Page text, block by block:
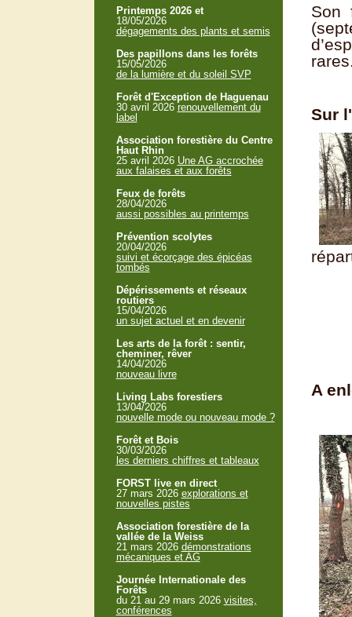
Son
Sur
A
Printemps 2026 et
18/05/2026
dégagements des plants et semis
Des papillons dans les forêts
15/05/2026
de la lumière et du soleil SVP
Forêt d'Exception de Haguenau
30 avril 2026 renouvellement du
label
Association forestière du Centre
Haut Rhin
25 avril 2026 Une AG accrochée
aux falaises et aux forêts
Feux de forêts
28/04/2026
aussi possibles au printemps
Prévention scolytes
20/04/2026
suivi et écorçage des épicéas
tombés
Dépérissements et réseaux
routiers
15/04/2026
un sujet actuel et en devenir
Les arts de la forêt : sentir,
cheminer, rêver
14/04/2026
nouveau livre
Living Labs forestiers
13/04/2026
nouvelle mode ou nouveau mode ?
Forêt et Bois
30/03/2026
les derniers chiffres et tableaux
FORST live en direct
27 mars 2026 explorations et
nouvelles pistes
Association forestière de la
vallée de la Weiss
21 mars 2026 démonstrations
mécaniques et AG
Journée Internationale des
Forêts
du 21 au 29 mars 2026 visites,
conférences